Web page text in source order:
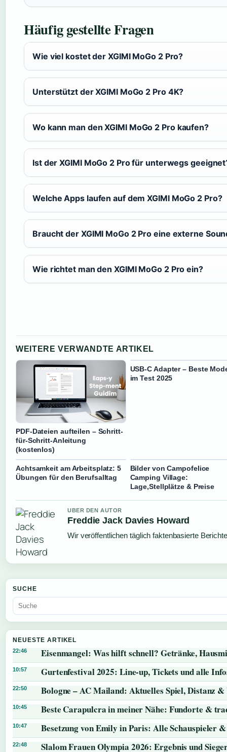
Häufig gestellte Fragen
Wie viel kostet der XGIMI MoGo 2 Pro?
Unterstützt der XGIMI MoGo 2 Pro 4K?
Wo kann man den XGIMI MoGo 2 Pro kaufen?
Ist der XGIMI MoGo 2 Pro für unterwegs
Welche Apps laufen auf dem XGIMI MoGo 2 Pro?
Braucht der XGIMI MoGo 2 Pro eine externe
Wie richtet man den XGIMI MoGo 2 Pro ein?
WEITERE VERWANDTE ARTIKEL
PDF-Dateien aufteilen – Schritt-
für-Schritt-Anleitung
(kostenlos)
USB-C Adapter – Beste
im Test 2025
Achtsamkeit am Arbeitsplatz: 5
Übungen für den Berufsalltag
Bilder von Campofelice
Camping Village:
Lage,Stellplätze & Preise
UBER DEN AUTOR
Freddie Jack Davies Howard
Wir veröffentlichen täglich faktenbasierte
SUCHE
NEUESTE ARTIKEL
22:46 Eisenmangel: Was hilft schnell? Getränke,
10:57 Gurtenfestival 2025: Line-up, Tickets und alle
22:50 Bologne – AC Mailand: Aktuelles Spiel, Distanz &
10:45 Beste Carapulcra in meiner Nähe: Fundorte &
10:47 Besetzung von Emily in Paris: Alle Schauspieler
22:48 Slalom Frauen Olympia 2026: Ergebnis und